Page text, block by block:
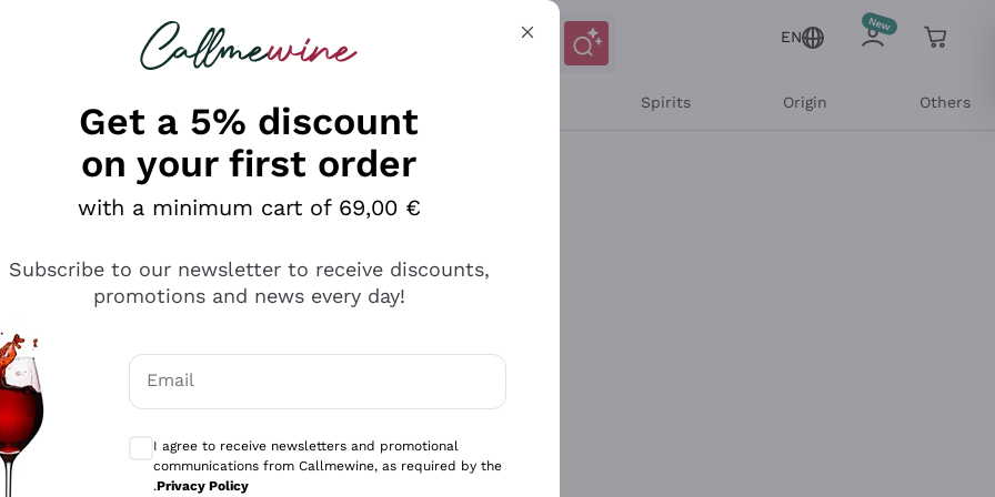
looking for
EN
Spirits Origin Others
Get a 5% discount
on your first order
with a minimum cart of 69,00 €
Subscribe to our newsletter to receive discounts,
promotions and news every day!
Email
I agree to receive newsletters and promotional
communications from Callmewine, as required by the
.Privacy Policy